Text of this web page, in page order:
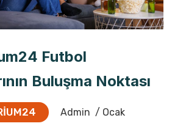
Futbol
Buluşma Noktası
Admin / Ocak